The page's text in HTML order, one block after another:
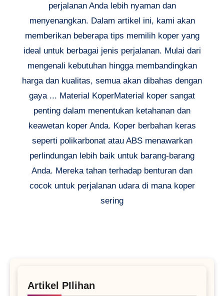
perjalanan Anda lebih nyaman dan
menyenangkan. Dalam artikel ini, kami akan
memberikan beberapa tips memilih koper yang
ideal untuk berbagai jenis perjalanan. Mulai dari
mengenali kebutuhan hingga membandingkan
harga dan kualitas, semua akan dibahas dengan
gaya ... Material KoperMaterial koper sangat
penting dalam menentukan ketahanan dan
keawetan koper Anda. Koper berbahan keras
seperti polikarbonat atau ABS menawarkan
perlindungan lebih baik untuk barang-barang
Anda. Mereka tahan terhadap benturan dan
cocok untuk perjalanan udara di mana koper
sering
Artikel PIlihan